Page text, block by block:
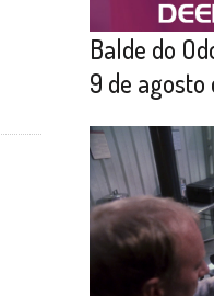
Balde do
9 de agosto